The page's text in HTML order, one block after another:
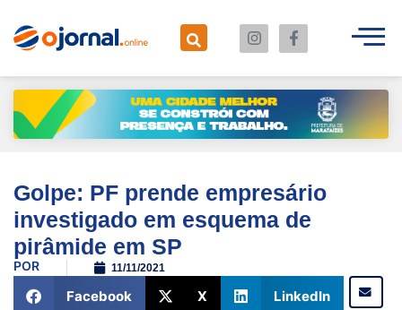
Golpe: PF prende empresário
investigado em esquema de
pirâmide em SP
POR 11/11/2021
Facebook X LinkedIn